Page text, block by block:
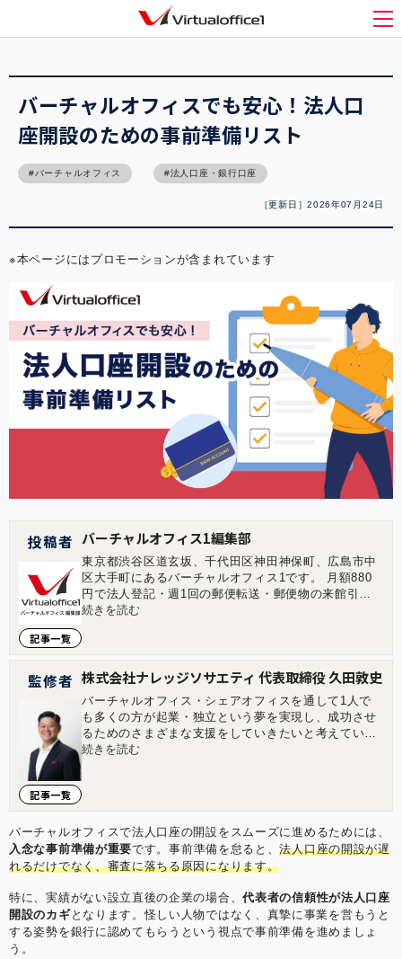
メ
バーチャルオフィス1(Virtualoffice1)
バーチャルオフィスで
も安心！法人口座開設のための事前準備リスト
バーチャルオフィスでも安心！法人口
座開設のための事前準備リスト
バーチャルオフィス 法人口座・銀行口座
［更新日］2026年07月24日
※本ページにはプロモーションが含まれています
投稿者
記事一覧
バーチャルオフィス1編集部
東京都渋谷区道玄坂、千代田区神田神保町、広島市中
区大手町にあるバーチャルオフィス1です。 月額880
円で法人登記・週1回の郵便転送・郵便物の来館引取
ができる起業家やフリーランスのためのバーチャルオ
ビル8B バーチャルオフィス1神保町店 東京都千代田
広島店 広島県広島市中区大手町1-1-20 相生橋ビル7階
A号室 https://virtualoffice1.jp/
続きを読む
監修者
記事一覧
株式会社ナレッジソサエティ 代表取締役 久田敦史
バーチャルオフィス・シェアオフィスを通して1人で
も多くの方が起業・独立という夢を実現し、成功させ
るためのさまざまな支援をしていきたいと考えていま
す。企業を経営していくことはつらい面もあります
成。社内制度では週休4日制の正社員制度を導入する
などの常識にとらわれない経営を目指しています。
【学歴】 筑波大学中退 ゴールデンゲート大学大学院
ナー登壇事例】 起業家にとって必要なリソースを最大
限に提供するシェアオフィス 嫌われるNG行動はこ
れ！覚えておきたいシェアオフィスやコワーキングス
ペースのマナー “バーチャルオフィス” “シェアオフィ
続きを読む
バーチャルオフィスで法人口座の開設をスムーズに進めるためには、
入念な事前準備が重要です。事前準備を怠ると、法人口座の開設が遅
れるだけでなく、審査に落ちる原因になります。
特に、実績がない設立直後の企業の場合、代表者の信頼性が法人口座
開設のカギとなります。怪しい人物ではなく、真摯に事業を営もうと
する姿勢を銀行に認めてもらうという視点で事前準備を進めましょ
う。